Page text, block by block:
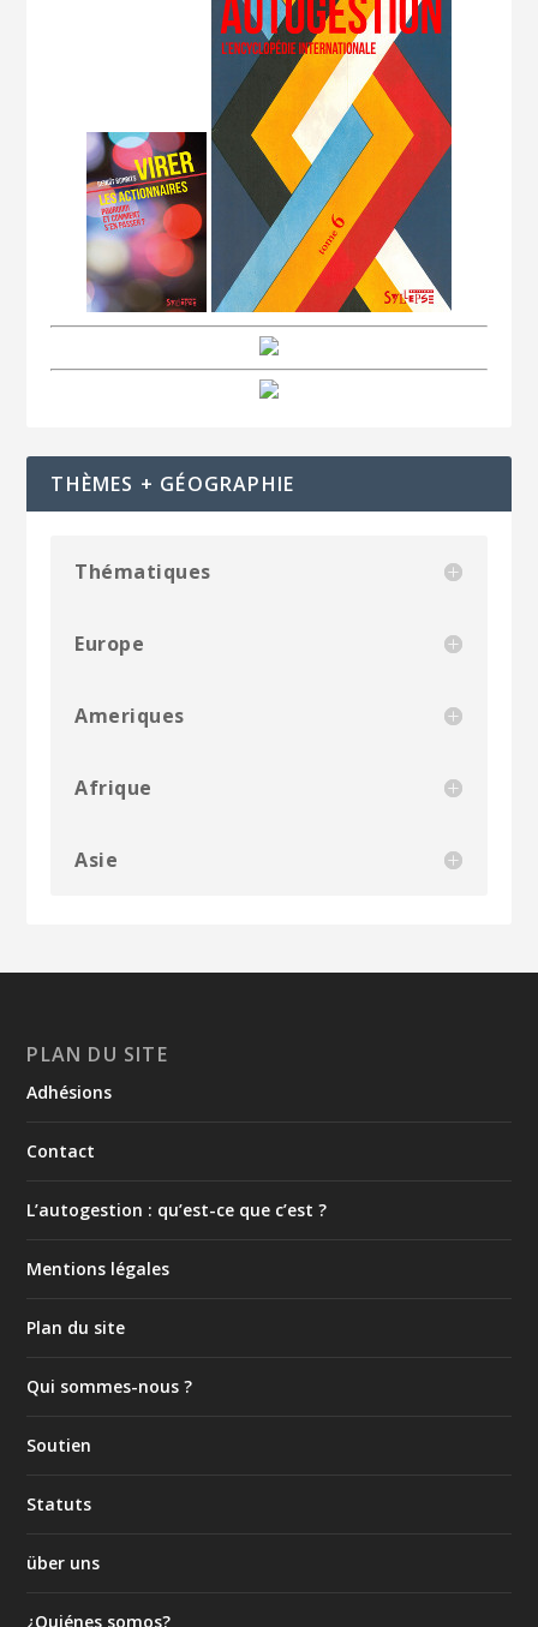
THÈMES + GÉOGRAPHIE
Thématiques
Europe
Ameriques
Afrique
Asie
PLAN DU SITE
Adhésions
Contact
L’autogestion : qu’est-ce que c’est ?
Mentions légales
Plan du site
Qui sommes-nous ?
Soutien
Statuts
über uns
¿Quiénes somos?